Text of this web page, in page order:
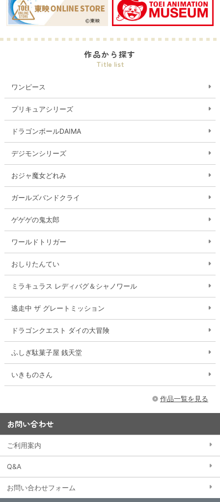
作品から探す
Title list
ワンピース
プリキュアシリーズ
ドラゴンボールDAIMA
デジモンシリーズ
おジャ魔女どれみ
ガールズバンドクライ
ゲゲゲの鬼太郎
ワールドトリガー
おしりたんてい
ミラキュラス レディバグ＆シャノワール
逃走中 ザ グレートミッション
ドラゴンクエスト ダイの大冒険
ふしぎ駄菓子屋 銭天堂
いきものさん
作品一覧を見る
お問い合わせ
ご利用案内
Q&A
お問い合わせフォーム